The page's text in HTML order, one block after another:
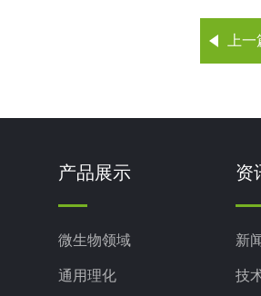
上
产品展示
微生物领域
通用理化
资
新
技